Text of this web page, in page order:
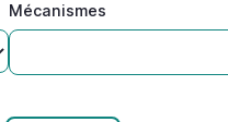
Mécanismes